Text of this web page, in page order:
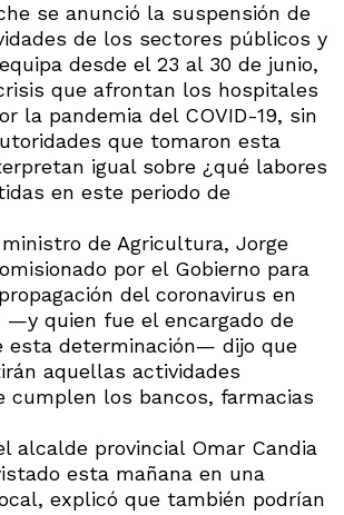
se anunció la suspensión de
de los sectores públicos y
desde el 23 al 30 de junio,
que afrontan los hospitales
la pandemia del COVID-19, sin
que tomaron esta
igual sobre ¿qué labores
en este periodo de
de Agricultura, Jorge
por el Gobierno para
del coronavirus en
—y quien fue el encargado de
esta determinación— dijo que
aquellas actividades
cumplen los bancos, farmacias
alcalde provincial Omar Candia
esta mañana en una
explicó que también podrían